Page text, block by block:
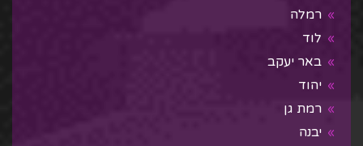
רמלה
לוד
באר יעקב
יהוד
רמת גן
יבנה